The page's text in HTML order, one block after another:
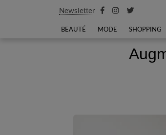
Newsletter
BEAUTÉ MODE SHOPPING